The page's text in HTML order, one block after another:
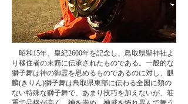
​ 昭和15年、皇紀2600年を記念し、鳥取県聖神社よ
り移住者の末裔に伝承されたものである。一般的な
獅子舞は神の御霊を慰めるものであるのに対し、麒
麟(きりん)獅子舞は鳥取県東部に伝わる全国に類の
ない特殊な獅子舞で、あまり技巧を加えないが、荘